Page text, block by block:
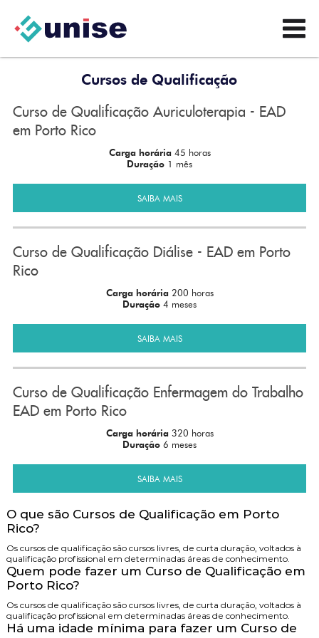
Cursos de Qualificação
Curso de Qualificação Auriculoterapia - EAD
em Porto Rico
Carga horária 45 horas
Duração 1 mês
SAIBA MAIS
Curso de Qualificação Diálise - EAD em Porto
Rico
Carga horária 200 horas
Duração 4 meses
SAIBA MAIS
Curso de Qualificação Enfermagem do Trabalho
EAD em Porto Rico
Carga horária 320 horas
Duração 6 meses
SAIBA MAIS
O que são Cursos de Qualificação em Porto
Rico?
Os cursos de qualificação são cursos livres, de curta duração, voltados à
qualificação profissional em determinadas áreas de conhecimento.
Quem pode fazer um Curso de Qualificação em
Porto Rico?
Os cursos de qualificação são cursos livres, de curta duração, voltados à
qualificação profissional em determinadas áreas de conhecimento.
Há uma idade mínima para fazer um Curso de